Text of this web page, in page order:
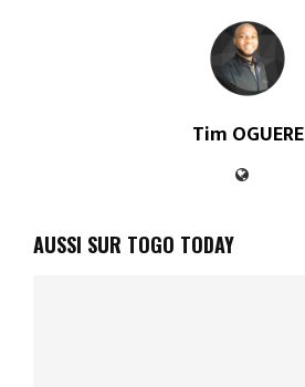
Tim OGUERE
AUSSI SUR TOGO TODAY